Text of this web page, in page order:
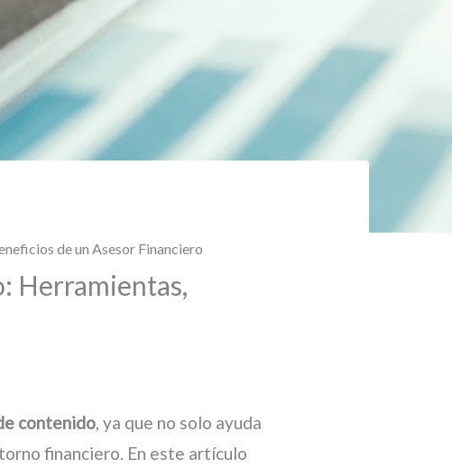
de un Asesor Financiero
Herramientas,
contenido, ya que no solo ayuda
financiero. En este artículo